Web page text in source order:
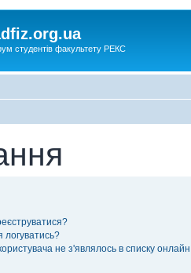
студентів факультету РЕКС
логуватись?
не з'являлось в списку онлайн